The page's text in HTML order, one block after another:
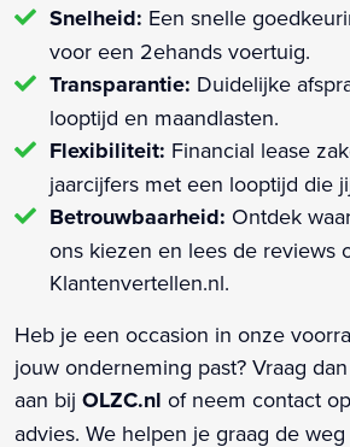
Snelheid: Een snelle
voor een 2ehands voertuig.
Transparantie: Duidelijke
looptijd en maandlasten.
Flexibiliteit: Financial lease
jaarcijfers met een looptijd die
Betrouwbaarheid: Ontdek
ons kiezen en lees de reviews
Klantenvertellen.nl.
Heb je een occasion in onze
jouw onderneming past? Vraag
aan bij OLZC.nl of neem contact
advies. We helpen je graag de